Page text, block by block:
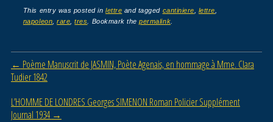
c
e
b
o
o
k
tt
er
ail
ta
g
er
This entry was posted inlettre and tagged cantiniere lettre
napoleon ,rare ,tres . Bookmark thepermalink
Post navigation
← Poème Manuscrit de JASMIN, Poète Agenais, en hommage à Mme. Clara
Tudier 1842
L’HOMME DE LONDRES Georges SIMENON Roman Policier Supplément
Journal 1934 →